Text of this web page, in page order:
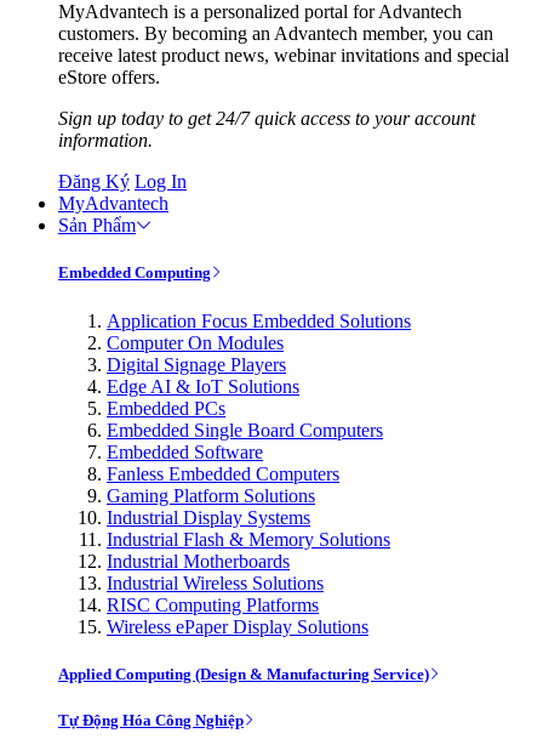
MyAdvantech is a personalized portal for Advantech
customers. By becoming an Advantech member, you can
receive latest product news, webinar invitations and special
eStore offers.
Sign up today to get 24/7 quick access to your account
information.
Đăng Ký Log In
MyAdvantech
Sản Phẩm
Embedded Computing
Application Focus Embedded Solutions
Computer On Modules
Digital Signage Players
Edge AI & IoT Solutions
Embedded PCs
Embedded Single Board Computers
Embedded Software
Fanless Embedded Computers
Gaming Platform Solutions
Industrial Display Systems
Industrial Flash & Memory Solutions
Industrial Motherboards
Industrial Wireless Solutions
RISC Computing Platforms
Wireless ePaper Display Solutions
Applied Computing (Design & Manufacturing Service)
Tự Động Hóa Công Nghiệp